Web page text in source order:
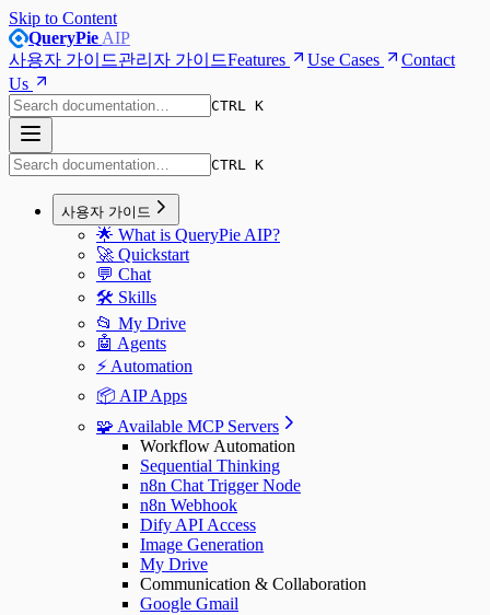
Skip to Content
QueryPie AIP
사용자 가이드관리자 가이드Features Use Cases
Contact
Us
CTRL K
CTRL K
사용자 가이드
🌟 What is QueryPie AIP?
🚀 Quickstart
💬 Chat
🛠️ Skills
📂 My Drive
🤖 Agents
⚡️ Automation
📦 AIP Apps
🧩 Available MCP Servers
Workflow Automation
Sequential Thinking
n8n Chat Trigger Node
n8n Webhook
Dify API Access
Image Generation
My Drive
Communication & Collaboration
Google Gmail